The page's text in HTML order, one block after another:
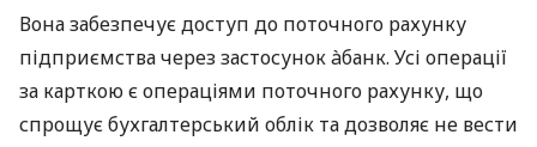
Вона забезпечує доступ до поточного рахунку
підприємства через застосунок àбанк. Усі операції
за карткою є операціями поточного рахунку, що
спрощує бухгалтерський облік та дозволяє не вести